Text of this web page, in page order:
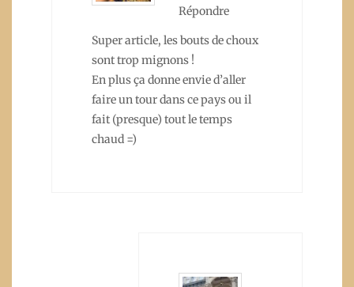
Répondre
Super article, les bouts de choux
sont trop mignons !
En plus ça donne envie d’aller
faire un tour dans ce pays ou il
fait (presque) tout le temps
chaud =)